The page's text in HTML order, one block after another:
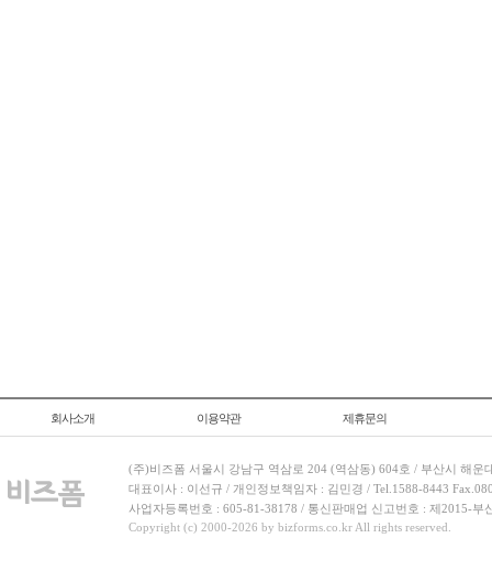
회사소개 이용약관 제휴문의
(주)비즈폼 서울시 강남구 역삼로 204 (역삼동) 604호 / 부산시 해운
대표이사 : 이선규 / 개인정보책임자 : 김민경 / Tel.1588-8443
사업자등록번호 : 605-81-38178 / 통신판매업 신고번호 : 제2015-부
Copyright (c) 2000-2026 by bizforms.co.kr All rights reserved.